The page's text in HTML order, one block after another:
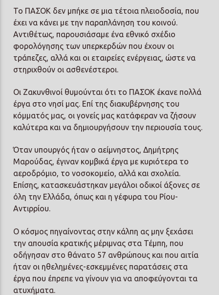
Το ΠΑΣΟΚ δεν μπήκε σε μια τέτοια πλειοδοσία, που
έχει να κάνει με την παραπλάνηση του κοινού.
Αντιθέτως, παρουσιάσαμε ένα εθνικό σχέδιο
φορολόγησης των υπερκερδών που έχουν οι
τράπεζες, αλλά και οι εταιρείες ενέργειας, ώστε να
στηριχθούν οι ασθενέστεροι.
Οι Ζακυνθινοί θυμούνται ότι το ΠΑΣΟΚ έκανε πολλά
έργα στο νησί μας. Επί της διακυβέρνησης του
κόμματός μας, οι γονείς μας κατάφεραν να ζήσουν
καλύτερα και να δημιουργήσουν την περιουσία τους.
Όταν υπουργός ήταν ο αείμνηστος, Δημήτρης
Μαρούδας, έγιναν κομβικά έργα με κυριότερα το
αεροδρόμιο, το νοσοκομείο, αλλά και σχολεία.
Επίσης, κατασκευάστηκαν μεγάλοι οδικοί άξονες σε
όλη την Ελλάδα, όπως και η γέφυρα του Ρίου-
Αντιρρίου.
Ο κόσμος πηγαίνοντας στην κάλπη ας μην ξεχάσει
την απουσία κρατικής μέριμνας στα Τέμπη, που
οδήγησαν στο θάνατο 57 ανθρώπους και που αιτία
ήταν οι ηθελημένες-εσκεμμένες παρατάσεις στα
έργα που έπρεπε να γίνουν για να αποφεύγονται τα
ατυχήματα.